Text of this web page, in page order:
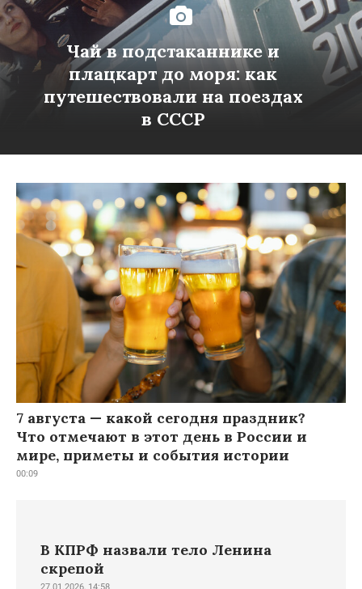
Чай в подстаканнике и
плацкарт до моря: как
путешествовали на поездах
в СССР
7 августа — какой сегодня праздник?
Что отмечают в этот день в России и
мире, приметы и события истории
00:09
В КПРФ назвали тело Ленина
скрепой